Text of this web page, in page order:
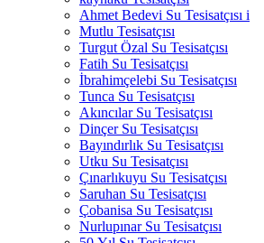
Ahmet Bedevi Su Tesisatçısı i
Mutlu Tesisatçısı
Turgut Özal Su Tesisatçısı
Fatih Su Tesisatçısı
İbrahimçelebi Su Tesisatçısı
Tunca Su Tesisatçısı
Akıncılar Su Tesisatçısı
Dinçer Su Tesisatçısı
Bayındırlık Su Tesisatçısı
Utku Su Tesisatçısı
Çınarlıkuyu Su Tesisatçısı
Saruhan Su Tesisatçısı
Çobanisa Su Tesisatçısı
Nurlupınar Su Tesisatçısı